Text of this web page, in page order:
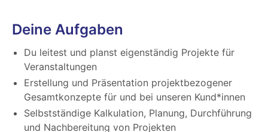
Deine Aufgaben
Du leitest und planst eigenständig Projekte für
Veranstaltungen
Erstellung und Präsentation projektbezogener
Gesamtkonzepte für und bei unseren Kund*innen
Selbstständige Kalkulation, Planung, Durchführung
und Nachbereitung von Projekten